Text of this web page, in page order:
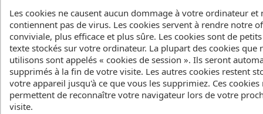
important things”. Dura_Tec protection
and Bag_Breeze 2.0 keep your gear
protected and ventilated throughout your
travels and make sure all your stuff arrives
safe and sound.
Sizes and Specs
Les cookies ne causent aucun dommage à votre ordinateur et
contiennent pas de virus. Les cookies servent à rendre notre
conviviale, plus efficace et plus sûre. Les cookies sont de
texte stockés sur votre ordinateur. La plupart des cookies que
utilisons sont appelés « cookies de session ». Ils seront
supprimés à la fin de votre visite. Les autres cookies restent
votre appareil jusqu'à ce que vous les supprimiez. Ces cookies
permettent de reconnaître votre navigateur lors de votre
visite.